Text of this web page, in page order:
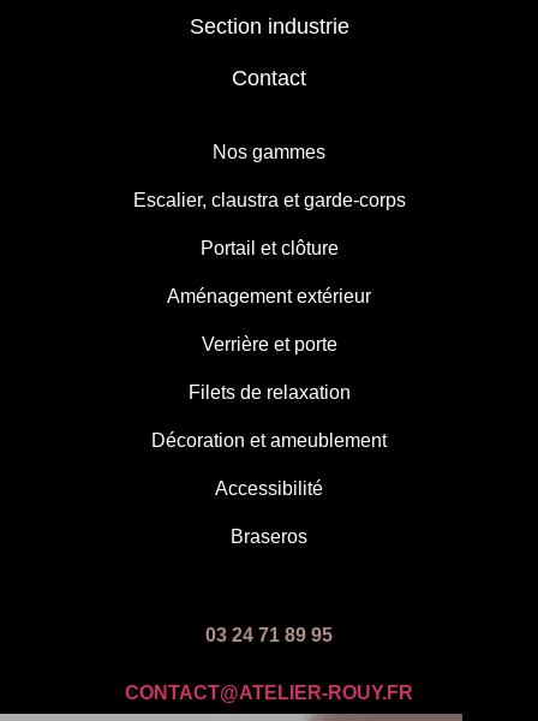
Section industrie
Contact
Nos gammes
Escalier, claustra et garde-corps
Portail et clôture
Aménagement extérieur
Verrière et porte
Filets de relaxation
Décoration et ameublement
Accessibilité
Braseros
03 24 71 89 95
CONTACT@ATELIER-ROUY.FR